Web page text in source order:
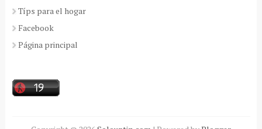
Típs para el hogar
Facebook
Página principal